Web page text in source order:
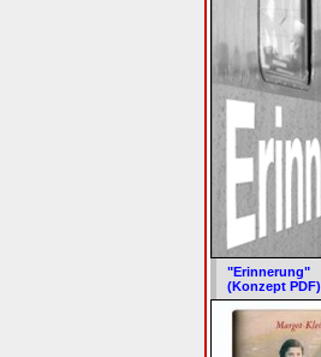
"Erinnerung"
(Konzept PDF)